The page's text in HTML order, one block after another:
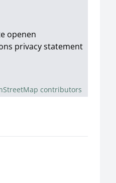
openen
privacy statement
contributors